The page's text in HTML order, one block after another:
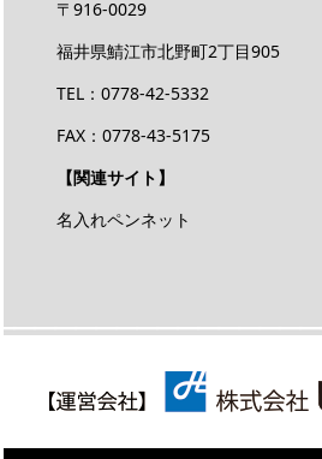
〒916-0029
福井県鯖江市北野町2丁目905
TEL：0778-42-5332
FAX：0778-43-5175
【関連サイト】
名入れペンネット